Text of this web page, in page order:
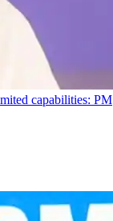
capabilities: PM